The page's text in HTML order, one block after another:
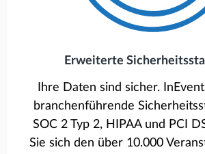
Erweiterte
Ihre Daten sind sicher.
branchenführende
SOC 2 Typ 2, HIPAA und PCI
Sie sich den über 10.000